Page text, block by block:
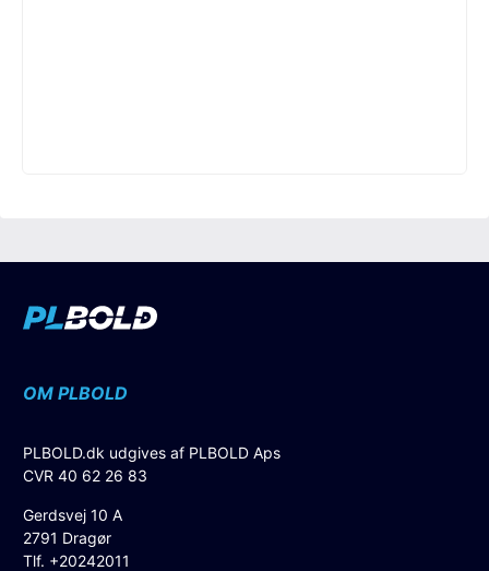
OM PLBOLD
PLBOLD.dk udgives af PLBOLD Aps
CVR 40 62 26 83
Gerdsvej 10 A
2791 Dragør
Tlf. +20242011